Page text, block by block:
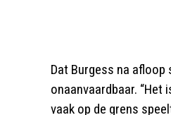
Dat Burgess na afloop
onaanvaardbaar.
vaak op de grens